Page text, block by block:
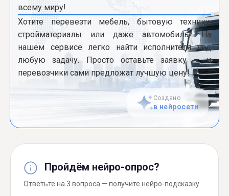
всему миру!
Хотите перевезти мебель, бытовую технику,
стройматериалы или даже автомобиль? На
нашем сервисе легко найти исполнителя под
любую задачу. Просто оставьте заявку — и
перевозчики сами предложат лучшую цену!
Создано
в нейросети
Пройдём нейро-опрос?
Ответьте на 3 вопроса — получите нейро-подсказку